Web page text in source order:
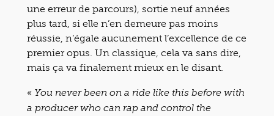
une erreur de parcours), sortie neuf années
plus tard, si elle n’en demeure pas moins
réussie, n’égale aucunement l’excellence de ce
premier opus. Un classique, cela va sans dire,
mais ça va finalement mieux en le disant.
« You never been on a ride like this before with
a producer who can rap and control the